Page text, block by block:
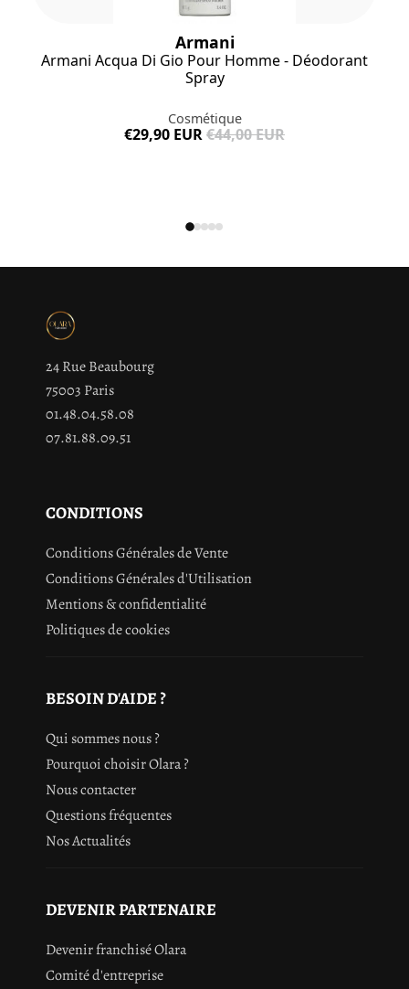
Armani
Armani Acqua Di Gio Pour Homme - Déodorant
Spray
Cosmétique
€29,90 EUR€44,00 EUR
24 Rue Beaubourg
75003 Paris
01.48.04.58.08
07.81.88.09.51
CONDITIONS
Conditions Générales de Vente
Conditions Générales d'Utilisation
Mentions & confidentialité
Politiques de cookies
BESOIN D'AIDE ?
Qui sommes nous ?
Pourquoi choisir Olara ?
Nous contacter
Questions fréquentes
Nos Actualités
DEVENIR PARTENAIRE
Devenir franchisé Olara
Comité d'entreprise